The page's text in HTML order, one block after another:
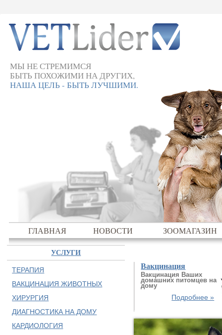
МЫ НЕ СТРЕМИМСЯ
БЫТЬ ПОХОЖИМИ НА ДРУГИХ,
НАША ЦЕЛЬ - БЫТЬ ЛУЧШИМИ.
ГЛАВНАЯ НОВОСТИ ЗООМАГАЗИН
Вакцинация
Вакцинация Ваших
домашних питомцев на
дому
Подробнее »
УСЛУГИ
ТЕРАПИЯ
ВАКЦИНАЦИЯ ЖИВОТНЫХ
ХИРУРГИЯ
ДИАГНОСТИКА НА ДОМУ
КАРДИОЛОГИЯ